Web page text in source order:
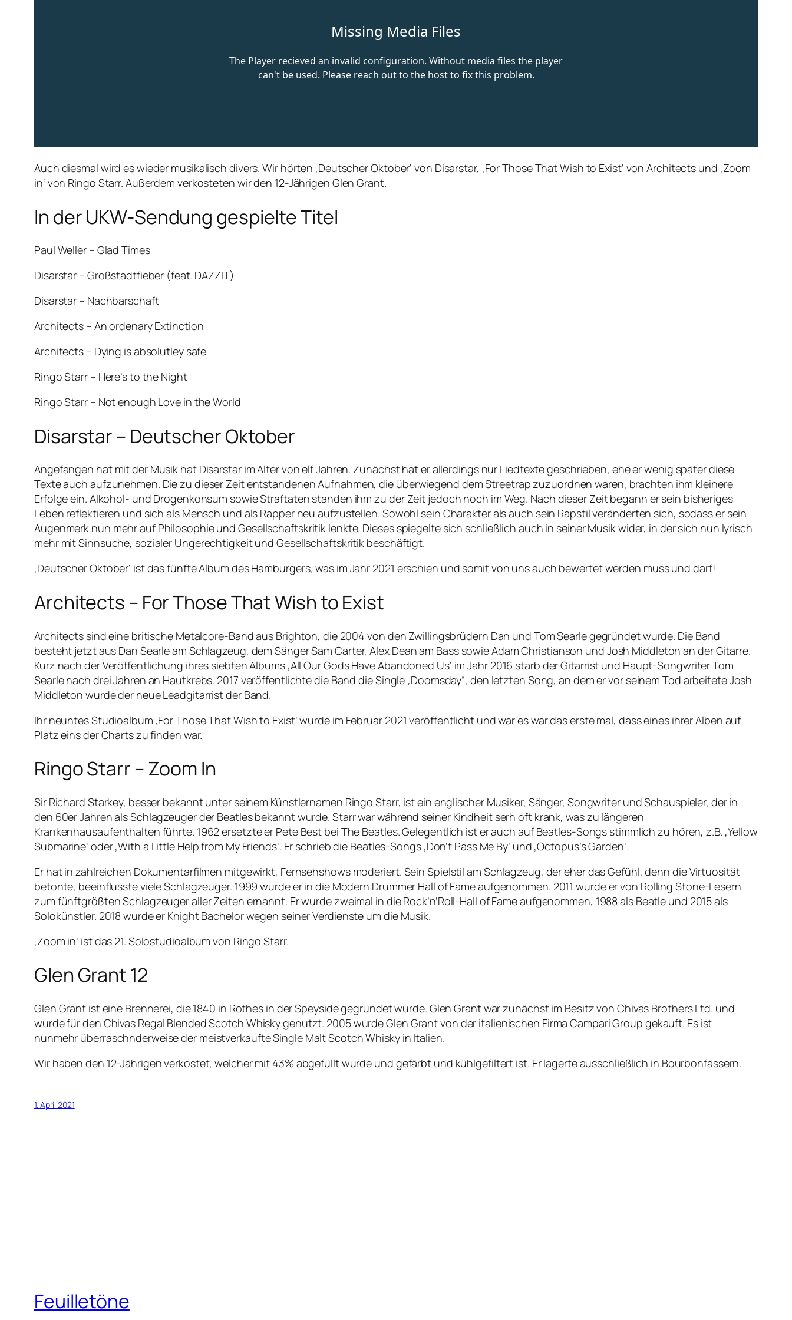
Auch diesmal wird es wieder musikalisch divers. Wir hörten ‚Deutscher Oktober‘ von Disarstar, ‚For Those That Wish to Exist‘ von Architects und ‚Zoom
in‘ von Ringo Starr. Außerdem verkosteten wir den 12-Jährigen Glen Grant.
In der UKW-Sendung gespielte Titel
Paul Weller – Glad Times
Disarstar – Großstadtfieber (feat. DAZZIT)
Disarstar – Nachbarschaft
Architects – An ordenary Extinction
Architects – Dying is absolutley safe
Ringo Starr – Here’s to the Night
Ringo Starr – Not enough Love in the World
Disarstar – Deutscher Oktober
Angefangen hat mit der Musik hat Disarstar im Alter von elf Jahren. Zunächst hat er allerdings nur Liedtexte geschrieben, ehe er wenig später diese
Texte auch aufzunehmen. Die zu dieser Zeit entstandenen Aufnahmen, die überwiegend dem Streetrap zuzuordnen waren, brachten ihm kleinere
Erfolge ein. Alkohol- und Drogenkonsum sowie Straftaten standen ihm zu der Zeit jedoch noch im Weg. Nach dieser Zeit begann er sein bisheriges
Leben reflektieren und sich als Mensch und als Rapper neu aufzustellen. Sowohl sein Charakter als auch sein Rapstil veränderten sich, sodass er sein
Augenmerk nun mehr auf Philosophie und Gesellschaftskritik lenkte. Dieses spiegelte sich schließlich auch in seiner Musik wider, in der sich nun lyrisch
mehr mit Sinnsuche, sozialer Ungerechtigkeit und Gesellschaftskritik beschäftigt.
‚Deutscher Oktober‘ ist das fünfte Album des Hamburgers, was im Jahr 2021 erschien und somit von uns auch bewertet werden muss und darf!
Architects – For Those That Wish to Exist
Architects sind eine britische Metalcore-Band aus Brighton, die 2004 von den Zwillingsbrüdern Dan und Tom Searle gegründet wurde. Die Band
besteht jetzt aus Dan Searle am Schlagzeug, dem Sänger Sam Carter, Alex Dean am Bass sowie Adam Christianson und Josh Middleton an der Gitarre.
Kurz nach der Veröffentlichung ihres siebten Albums ‚All Our Gods Have Abandoned Us‘ im Jahr 2016 starb der Gitarrist und Haupt-Songwriter Tom
Searle nach drei Jahren an Hautkrebs. 2017 veröffentlichte die Band die Single „Doomsday“, den letzten Song, an dem er vor seinem Tod arbeitete Josh
Middleton wurde der neue Leadgitarrist der Band.
Ihr neuntes Studioalbum ‚For Those That Wish to Exist‘ wurde im Februar 2021 veröffentlicht und war es war das erste mal, dass eines ihrer Alben auf
Platz eins der Charts zu finden war.
Ringo Starr – Zoom In
Sir Richard Starkey, besser bekannt unter seinem Künstlernamen Ringo Starr, ist ein englischer Musiker, Sänger, Songwriter und Schauspieler, der in
den 60er Jahren als Schlagzeuger der Beatles bekannt wurde. Starr war während seiner Kindheit serh oft krank, was zu längeren
Krankenhausaufenthalten führte. 1962 ersetzte er Pete Best bei The Beatles. Gelegentlich ist er auch auf Beatles-Songs stimmlich zu hören, z.B. ‚Yellow
Submarine‘ oder ‚With a Little Help from My Friends‘. Er schrieb die Beatles-Songs ‚Don’t Pass Me By‘ und ‚Octopus’s Garden‘.
Er hat in zahlreichen Dokumentarfilmen mitgewirkt, Fernsehshows moderiert. Sein Spielstil am Schlagzeug, der eher das Gefühl, denn die Virtuosität
betonte, beeinflusste viele Schlagzeuger. 1999 wurde er in die Modern Drummer Hall of Fame aufgenommen. 2011 wurde er von Rolling Stone-Lesern
zum fünftgrößten Schlagzeuger aller Zeiten ernannt. Er wurde zweimal in die Rock’n’Roll-Hall of Fame aufgenommen, 1988 als Beatle und 2015 als
Solokünstler. 2018 wurde er Knight Bachelor wegen seiner Verdienste um die Musik.
‚Zoom in‘ ist das 21. Solostudioalbum von Ringo Starr.
Glen Grant 12
Glen Grant ist eine Brennerei, die 1840 in Rothes in der Speyside gegründet wurde. Glen Grant war zunächst im Besitz von Chivas Brothers Ltd. und
wurde für den Chivas Regal Blended Scotch Whisky genutzt. 2005 wurde Glen Grant von der italienischen Firma Campari Group gekauft. Es ist
nunmehr überraschnderweise der meistverkaufte Single Malt Scotch Whisky in Italien.
Wir haben den 12-Jährigen verkostet, welcher mit 43% abgefüllt wurde und gefärbt und kühlgefiltert ist. Er lagerte ausschließlich in Bourbonfässern.
1. April 2021
Feuilletöne